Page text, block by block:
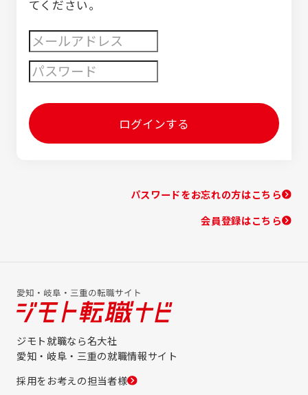
てください。
ログインする
パスワードをお忘れの方はこちら
会員登録はこちら
ジモト就職なら名大社
愛知・岐阜・三重の就職情報サイト
採用をお考えの担当者様